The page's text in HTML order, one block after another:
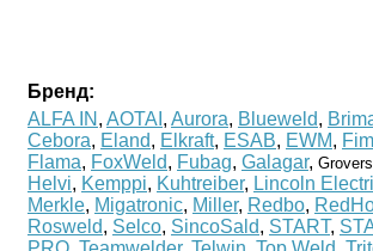
Бренд:
ALFA IN , AOTAI , Aurora, Blueweld,
Cebora, Eland, Elkraft, ESAB, EWM,
Flama, FoxWeld, Fubag, Galagar, Grovers
Helvi, Kemppi, Kuhtreiber, Lincoln
Merkle, Migatronic, Miller, Redbo,
Rosweld, Selco, SincoSald, START,